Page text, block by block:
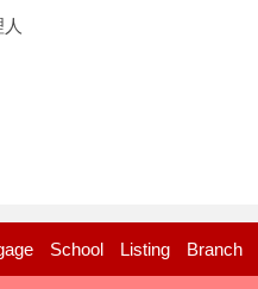
School Listing Branch